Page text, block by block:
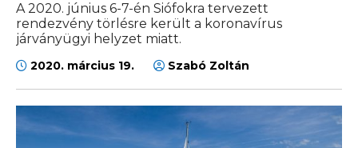
A 2020. június 6-7-én Siófokra tervezett
rendezvény törlésre került a koronavírus
járványügyi helyzet miatt.
2020. március 19. Szabó Zoltán